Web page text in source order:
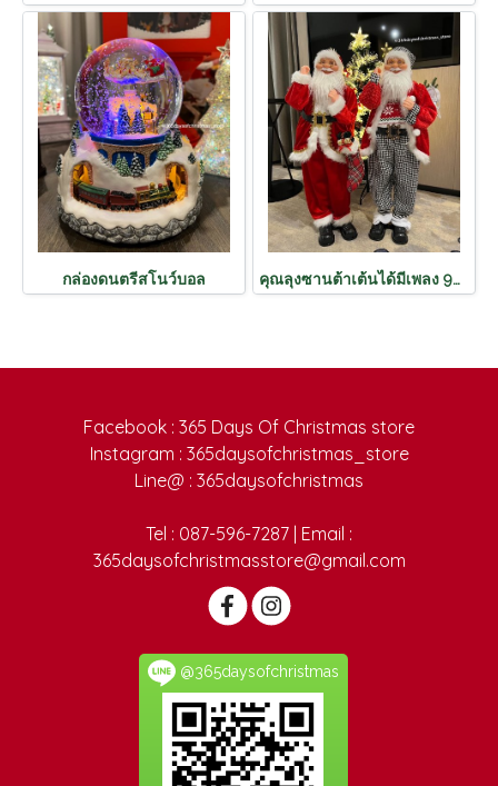
กล่องดนตรีสโนว์บอล คุณลุงซานต้าเต้นได้มีเพลง 90cm
Facebook : 365 Days Of Christmas store
Instagram : 365daysofchristmas_store
Line@ : 365daysofchristmas
Tel : 087-596-7287 | Email :
365daysofchristmasstore@gmail.com
@365daysofchristmas